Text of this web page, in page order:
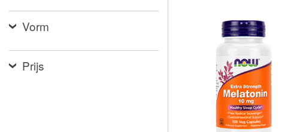
de
website
aan
Vorm
Prijs